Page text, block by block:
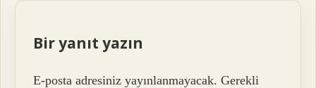
Bir yanıt yazın
E-posta adresiniz yayınlanmayacak. Gerekli